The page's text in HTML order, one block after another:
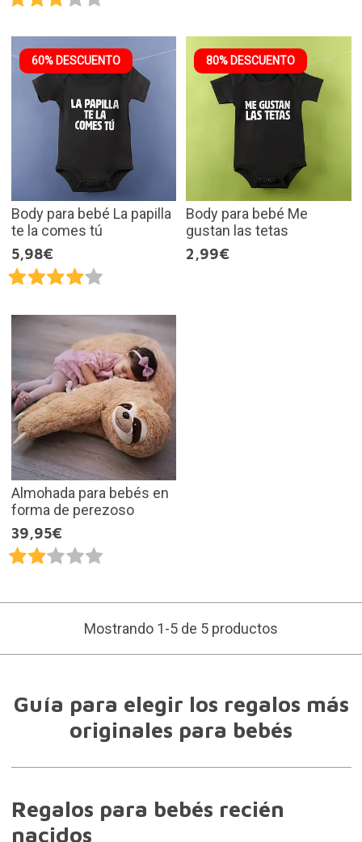
60% DESCUENTO
Body para bebé La papilla
te la comes tú
5,98€
80% DESCUENTO
Body para bebé Me
gustan las tetas
2,99€
Almohada para bebés en
forma de perezoso
39,95€
Mostrando 1-5 de 5 productos
Guía para elegir los regalos más
originales para bebés
Regalos para bebés recién
nacidos